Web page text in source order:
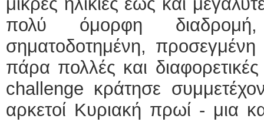
πολύ όμορφη
σηματοδοτημένη,
πάρα πολλές και
challenge κράτησε
αρκετοί Κυριακή πρωί - μια